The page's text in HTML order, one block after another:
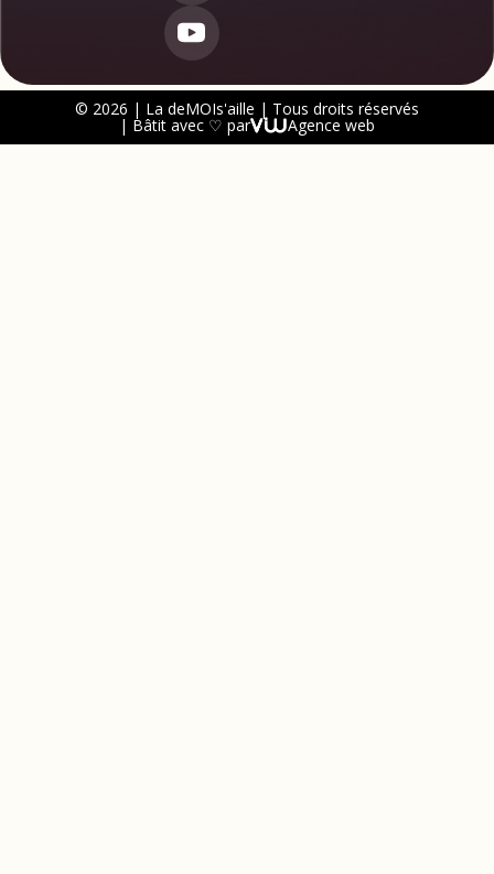
© 2026 | La deMOIs'aille | Tous droits réservés
| Bâtit avec ♡ par Agence web